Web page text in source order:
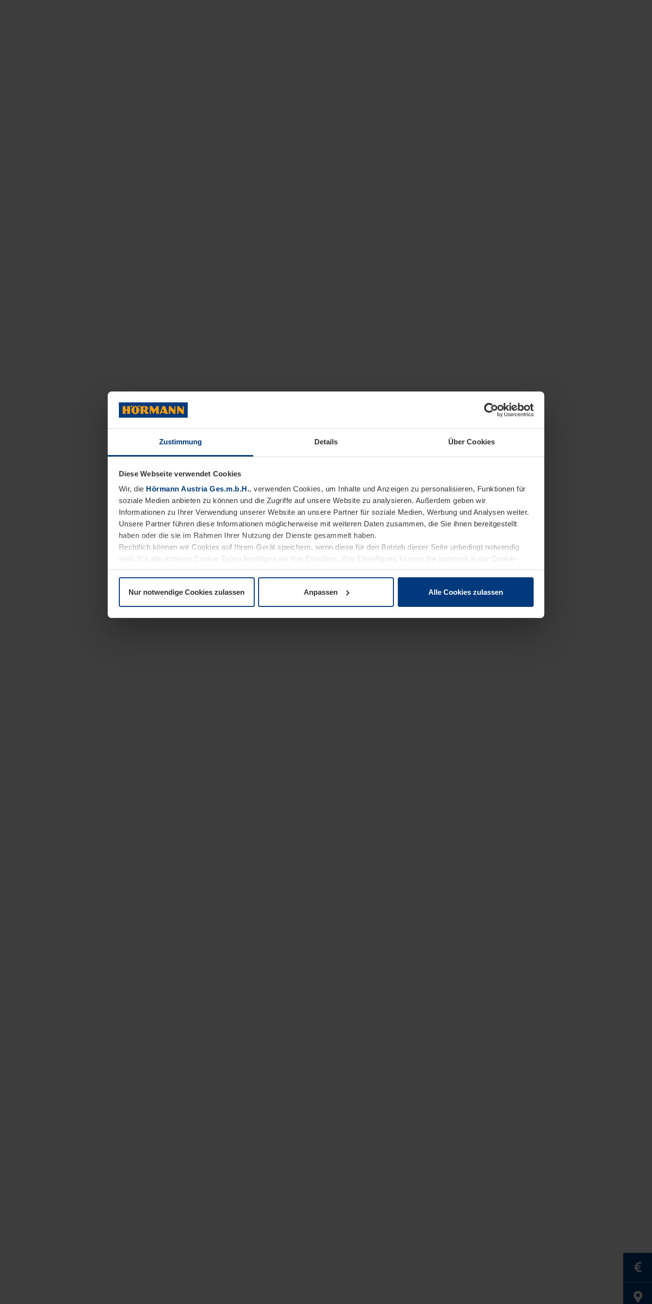
Zustimmung Details Über Cookies
Diese Webseite verwendet Cookies
Wir, die Hörmann Austria Ges.m.b.H., verwenden Cookies, um Inhalte und Anzeigen zu personalisieren, Funktionen für
soziale Medien anbieten zu können und die Zugriffe auf unsere Website zu analysieren. Außerdem geben wir
Informationen zu Ihrer Verwendung unserer Website an unsere Partner für soziale Medien, Werbung und Analysen weiter.
Unsere Partner führen diese Informationen möglicherweise mit weiteren Daten zusammen, die Sie ihnen bereitgestellt
haben oder die sie im Rahmen Ihrer Nutzung der Dienste gesammelt haben.
Rechtlich können wir Cookies auf Ihrem Gerät speichern, wenn diese für den Betrieb dieser Seite unbedingt notwendig
sind. Für alle anderen Cookie-Typen benötigen wir Ihre Erlaubnis. Ihre Einwilligung können Sie jederzeit in der Cookie-
Erläuterung auf der SeiteDatenschutzerklärungunserer Website ändern oder widerrufen.
Nur notwendige Cookies zulassen Anpassen Alle Cookies zulassen